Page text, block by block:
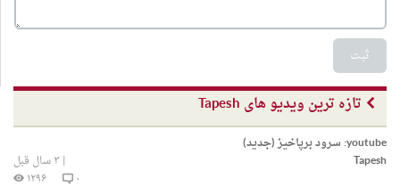
ثبت
تازه ترین ویدیو های Tapesh
youtube: سرود برپاخیز (جدید)
Tapesh
|۳ سال قبل
۰
۱۲۹۶